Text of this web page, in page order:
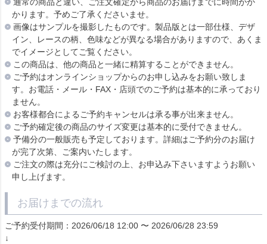
通常の商品と違い、ご注文確定から商品のお届けまでに時間がか
かります。予めご了承くださいませ。
画像はサンプルを撮影したものです。製品版とは一部仕様、デザ
イン、レースの柄、色味などが異なる場合がありますので、あくま
でイメージとしてご覧ください。
この商品は、他の商品と一緒に精算することができません。
ご予約はオンラインショップからのお申し込みをお願い致しま
す。お電話・メール・FAX・店頭でのご予約は基本的に承っており
ません。
お客様都合によるご予約キャンセルは承る事が出来ません。
ご予約確定後の商品のサイズ変更は基本的に受付できません。
予備分の一般販売も予定しております。詳細はご予約分のお届け
が完了次第、ご案内いたします。
ご注文の際は充分にご検討の上、お申込み下さいますようお願い
申し上げます。
お届けまでの流れ
ご予約受付期間：2026/06/18 12:00 〜 2026/06/28 23:59
↓